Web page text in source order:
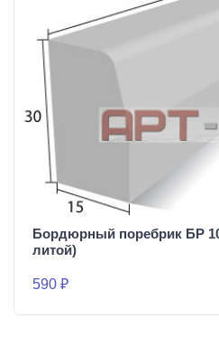
Бордюрный поребрик БР
литой)
590 ₽